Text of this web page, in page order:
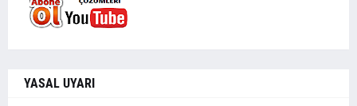
YASAL UYARI